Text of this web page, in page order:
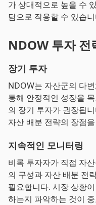
가 상대적으로 높을 수
담으로 작용할 수 있습
NDOW 투자 전
장기 투자
NDOW는 자산군의 다
통해 안정적인 성장을
의 장기 투자가 권장됩
자산 배분 전략의 장점
지속적인 모니터링
비록 투자자가 직접 자
의 구성과 자산 배분 전
필요합니다. 시장 상황
하는지 파악하는 것이